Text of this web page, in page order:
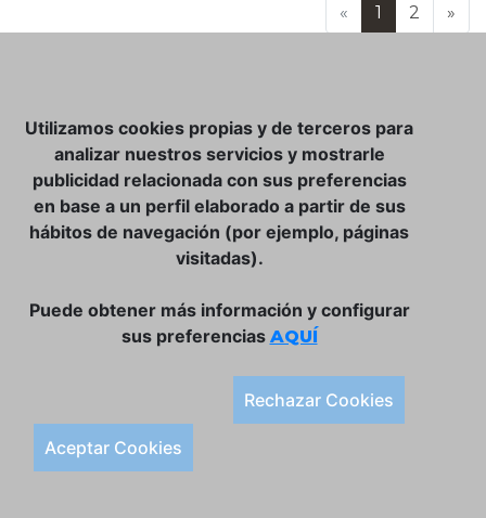
« 1 2 »
CLUB VINATER
CONTACTO
TIENDA ONLINE:
Plaça de la Llibertat, 22, 07760 Ciutadella
Tlf. 971 93 78 75
Utilizamos cookies propias y de terceros para
analizar nuestros servicios y mostrarle
publicidad relacionada con sus preferencias
en base a un perfil elaborado a partir de sus
hábitos de navegación (por ejemplo, páginas
visitadas).
Puede obtener más información y configurar
sus preferencias AQUÍ
Rechazar Cookies
Aceptar Cookies